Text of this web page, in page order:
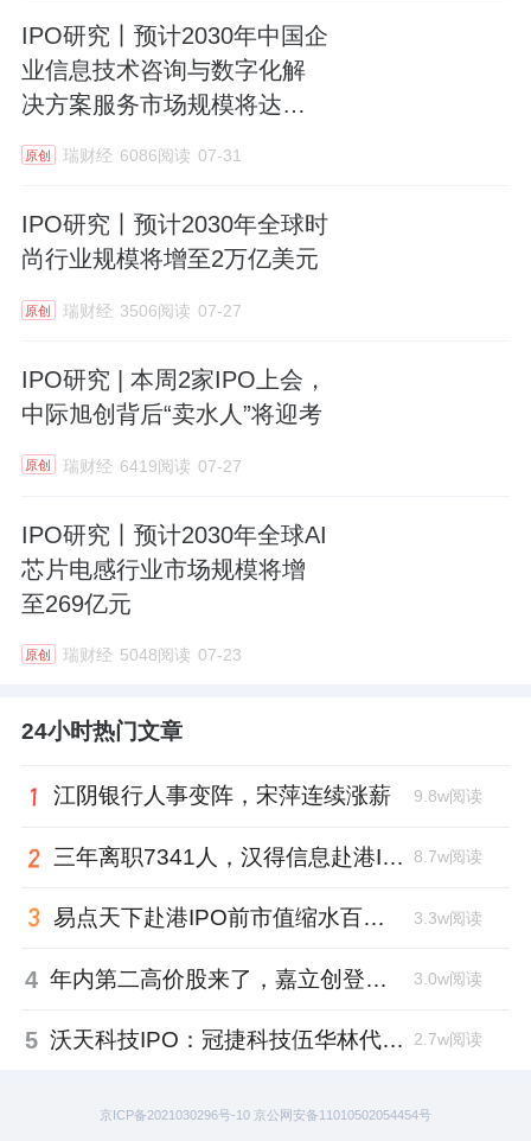
IPO研究丨预计2030年中国企
业信息技术咨询与数字化解
决方案服务市场规模将达
3060.4亿
原创 瑞财经 6086阅读 07-31
IPO研究丨预计2030年全球时
尚行业规模将增至2万亿美元
原创 瑞财经 3506阅读 07-27
IPO研究 | 本周2家IPO上会，
中际旭创背后“卖水人”将迎考
原创 瑞财经 6419阅读 07-27
IPO研究丨预计2030年全球AI
芯片电感行业市场规模将增
至269亿元
原创 瑞财经 5048阅读 07-23
24小时热门文章
江阴银行人事变阵，宋萍连续涨薪 9.8w阅读
三年离职7341人，汉得信息赴港IPO前欠缴社保1.55亿元 8.7w阅读
易点天下赴港IPO前市值缩水百亿，邹小武和创业伙伴收割了10亿 3.3w阅读
4 年内第二高价股来了，嘉立创登陆深交所开盘涨超177%、总市值1300亿元 3.0w阅读
5 沃天科技IPO：冠捷科技伍华林代持入局，四名“60”后国企老兵借钱回购股权 2.7w阅读
京ICP备2021030296号-10 京公网安备11010502054454号